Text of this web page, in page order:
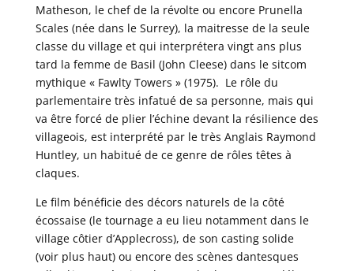
Matheson, le chef de la révolte ou encore Prunella
Scales (née dans le Surrey), la maitresse de la seule
classe du village et qui interprétera vingt ans plus
tard la femme de Basil (John Cleese) dans le sitcom
mythique « Fawlty Towers » (1975). Le rôle du
parlementaire très infatué de sa personne, mais qui
va être forcé de plier l’échine devant la résilience des
villageois, est interprété par le très Anglais Raymond
Huntley, un habitué de ce genre de rôles têtes à
claques.
Le film bénéficie des décors naturels de la côté
écossaise (le tournage a eu lieu notamment dans le
village côtier d’Applecross), de son casting solide
(voir plus haut) ou encore des scènes dantesques